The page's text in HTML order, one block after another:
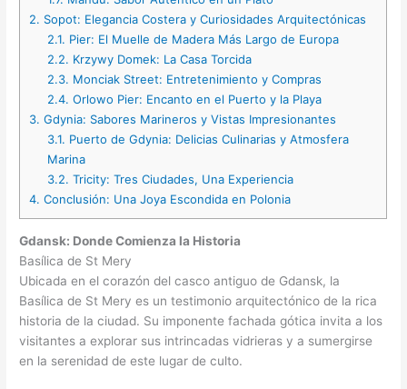
2. Sopot: Elegancia Costera y Curiosidades Arquitectónicas
2.1. Pier: El Muelle de Madera Más Largo de Europa
2.2. Krzywy Domek: La Casa Torcida
2.3. Monciak Street: Entretenimiento y Compras
2.4. Orlowo Pier: Encanto en el Puerto y la Playa
3. Gdynia: Sabores Marineros y Vistas Impresionantes
3.1. Puerto de Gdynia: Delicias Culinarias y Atmosfera
Marina
3.2. Tricity: Tres Ciudades, Una Experiencia
4. Conclusión: Una Joya Escondida en Polonia
Gdansk: Donde Comienza la Historia
Basílica de St Mery
Ubicada en el corazón del casco antiguo de Gdansk, la
Basílica de St Mery es un testimonio arquitectónico de la rica
historia de la ciudad. Su imponente fachada gótica invita a los
visitantes a explorar sus intrincadas vidrieras y a sumergirse
en la serenidad de este lugar de culto.